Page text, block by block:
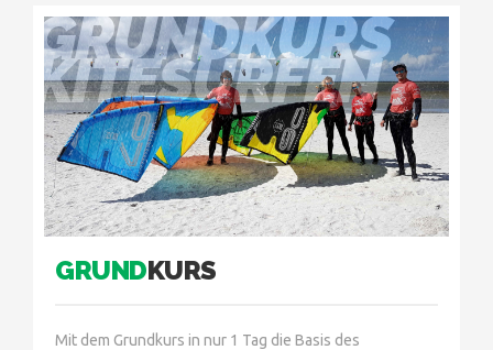
GRUNDKURS
KITESURFEN
GRUNDKURS
Mit dem Grundkurs in nur 1 Tag die Basis des